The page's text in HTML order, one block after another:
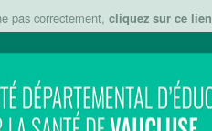
pas correctement, cliquez sur ce lien